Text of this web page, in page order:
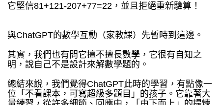
它堅信81+121-207+77=22，並且拒絕重新驗算！
與ChatGPT的數學互動（家教課）先暫時到這邊。
其實，我們也有問它擅不擅長數學，它很有自知之
明，說自己不是設計來解數學題的。
總結來說，我們覺得ChatGPT此時的學習，有點像一
位「不看課本，可寫超級多題目」的孩子。它靠著大